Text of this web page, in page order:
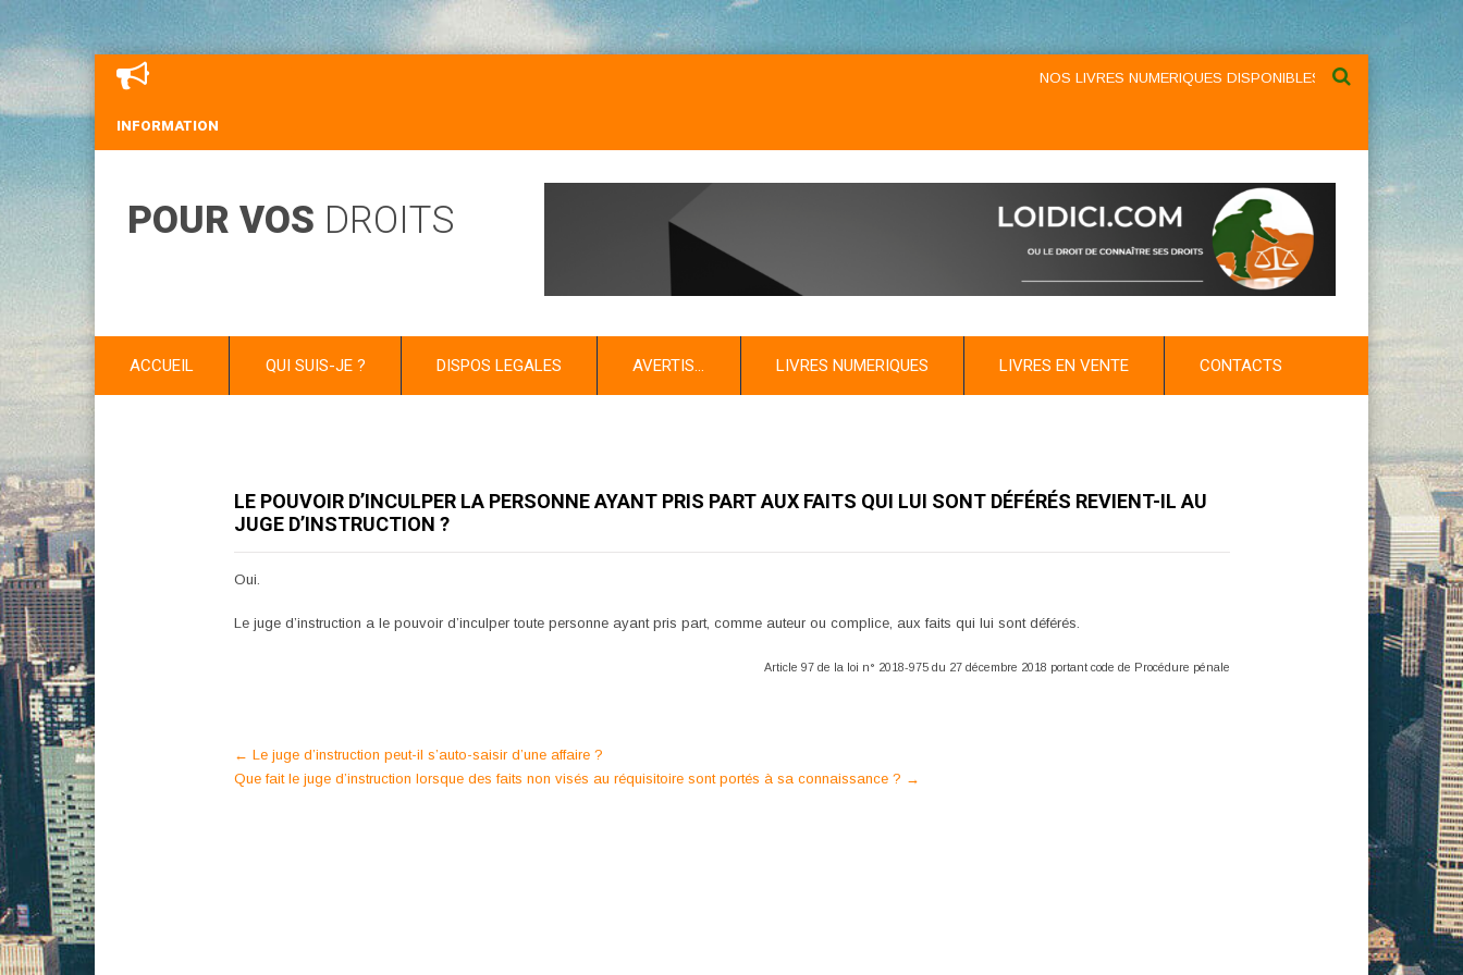
INFORMATION
NOS LIVRES NUMERIQUES DISPONIBLES AU NIVEAU DU MENU
POUR VOS DROITS
ACCUEIL QUI SUIS-JE ? DISPOS LEGALES AVERTIS… LIVRES NUMERIQUES LIVRES EN VENTE CONTACTS
LE POUVOIR D’INCULPER LA PERSONNE AYANT PRIS PART AUX FAITS QUI LUI SONT DÉFÉRÉS REVIENT-IL AU
JUGE D’INSTRUCTION ?
Oui.
Le juge d’instruction a le pouvoir d’inculper toute personne ayant pris part, comme auteur ou complice, aux faits qui lui sont déférés.
Article 97 de la loi n° 2018-975 du 27 décembre 2018 portant code de Procédure pénale
Post
navigation
← Le juge d’instruction peut-il s’auto-saisir d’une affaire ?
Que fait le juge d’instruction lorsque des faits non visés au réquisitoire sont portés à sa connaissance ? →